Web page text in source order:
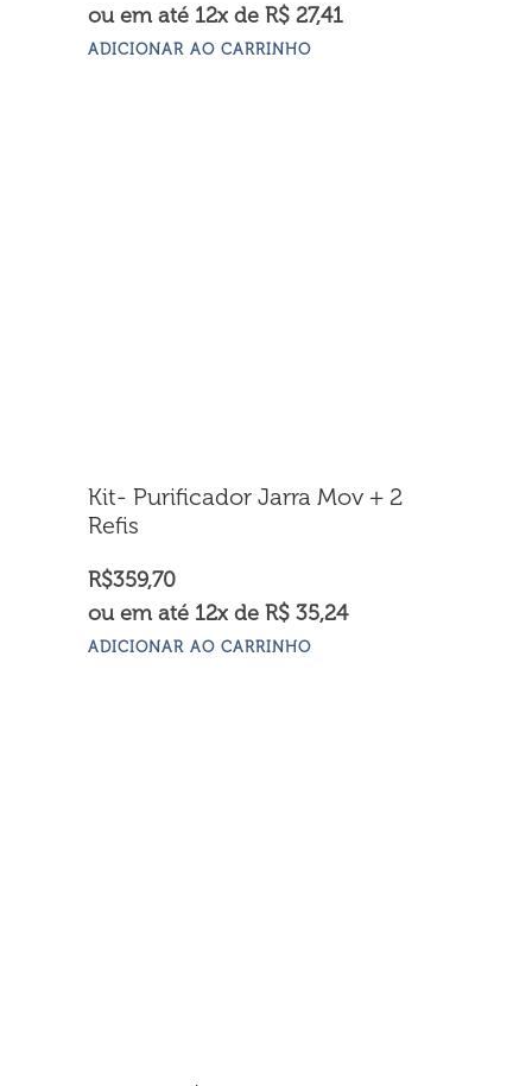
ou em até 12x de R$ 27,41
ADICIONAR AO CARRINHO
Kit- Purificador Jarra Mov + 2
Refis
R$359,70
ou em até 12x de R$ 35,24
ADICIONAR AO CARRINHO